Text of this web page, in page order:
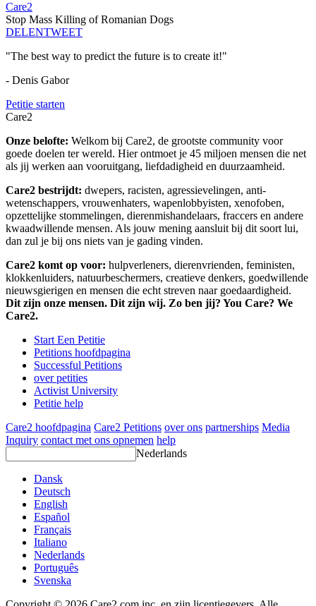
Care2
Stop Mass Killing of Romanian Dogs
DELENTWEET
"The best way to predict the future is to create it!"
- Denis Gabor
Petitie starten
Care2
Onze belofte: Welkom bij Care2, de grootste community voor
goede doelen ter wereld. Hier ontmoet je 45 miljoen mensen die net
als jij werken aan vooruitgang, liefdadigheid en duurzaamheid.
Care2 bestrijdt: dwepers, racisten, agressievelingen, anti-
wetenschappers, vrouwenhaters, wapenlobbyisten, xenofoben,
opzettelijke stommelingen, dierenmishandelaars, fraccers en andere
kwaadwillende mensen. Als jouw mening aansluit bij dit soort lui,
dan zul je bij ons niets van je gading vinden.
Care2 komt op voor: hulpverleners, dierenvrienden, feministen,
klokkenluiders, natuurbeschermers, creatieve denkers, goedwillende
nieuwsgierigen en mensen die echt streven naar goedaardigheid.
Dit zijn onze mensen. Dit zijn wij. Zo ben jij? You Care? We
Care2.
Start Een Petitie
Petitions hoofdpagina
Successful Petitions
over petities
Activist University
Petitie help
Care2 hoofdpagina Care2 Petitions over ons partnerships Media
Inquiry contact met ons opnemen help
Nederlands
Dansk
Deutsch
English
Español
Français
Italiano
Nederlands
Português
Svenska